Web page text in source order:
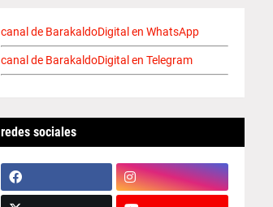
canal de BarakaldoDigital en WhatsApp
canal de BarakaldoDigital en Telegram
redes sociales